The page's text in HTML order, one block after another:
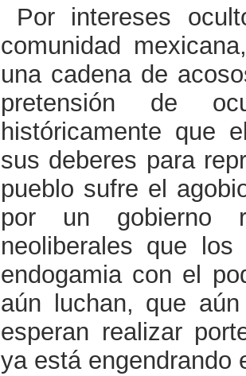
Por intereses
comunidad
una cadena de
pretensión de
históricamente que
sus deberes para
pueblo sufre el
por un gobierno
neoliberales que
endogamia con el
aún luchan, que
esperan realizar
ya está engendrando